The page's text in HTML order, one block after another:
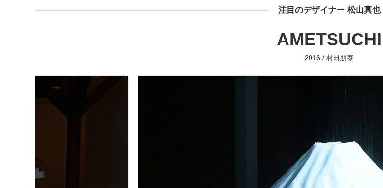
注目のデザイナー 松山真也
AMETSUCHI
2016 / 村田朋泰